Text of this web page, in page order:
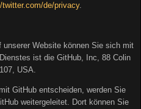
twitter.com/de/privacy.
Website können Sie sich mit
ist die GitHub, Inc, 88 Colin
USA.
GitHub entscheiden, werden Sie
weitergeleitet. Dort können Sie